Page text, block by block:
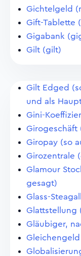
Gichtelgeld
Gift-Tablette
Gigabank
Gilt (gilt)
Gilt Edged
und als
Gini-
Girogeschäft
Giropay (so
Girozentrale
Glamour
gesagt)
Glass-
Glattstellung
Gläubiger,